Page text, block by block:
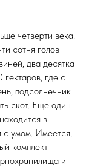
четверти века.
сотня голов
два десятка
где с
подсолнечник
скот. Еще один
в
с умом. Имеется,
комплект
и